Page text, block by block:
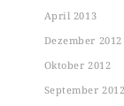
April 2013
Dezember 2012
Oktober 2012
September